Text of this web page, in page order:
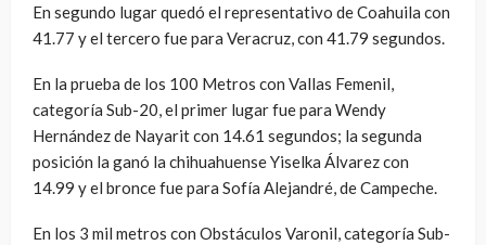
En segundo lugar quedó el representativo de Coahuila con
41.77 y el tercero fue para Veracruz, con 41.79 segundos.
En la prueba de los 100 Metros con Vallas Femenil,
categoría Sub-20, el primer lugar fue para Wendy
Hernández de Nayarit con 14.61 segundos; la segunda
posición la ganó la chihuahuense Yiselka Álvarez con
14.99 y el bronce fue para Sofía Alejandré, de Campeche.
En los 3 mil metros con Obstáculos Varonil, categoría Sub-